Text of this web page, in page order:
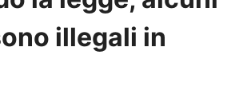
illegali in